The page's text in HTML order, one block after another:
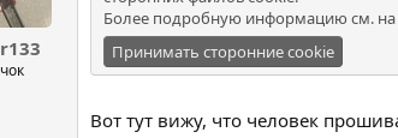
Более подробную информацию см.
Принимать сторонние cookie
Вот тут вижу, что человек